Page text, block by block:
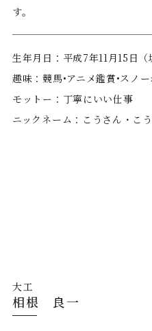
す。
⽣年⽉⽇：平成7年11⽉15⽇（
趣味：競馬•アニメ鑑賞•スノ
モットー：丁寧にいい仕事
ニックネーム：こうさん・こ
⼤⼯
相根 良⼀